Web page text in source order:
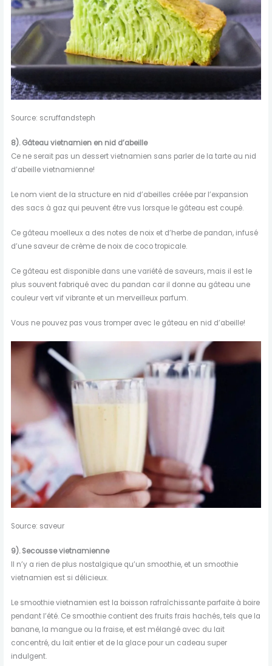
Source: scruffandsteph
8). Gâteau vietnamien en nid d’abeille
Ce ne serait pas un dessert vietnamien sans parler de la tarte au nid
d’abeille vietnamienne!
Le nom vient de la structure en nid d’abeilles créée par l’expansion
des sacs à gaz qui peuvent être vus lorsque le gâteau est coupé.
Ce gâteau moelleux a des notes de noix et d’herbe de pandan, infusé
d’une saveur de crème de noix de coco tropicale.
Ce gâteau est disponible dans une variété de saveurs, mais il est le
plus souvent fabriqué avec du pandan car il donne au gâteau une
couleur vert vif vibrante et un merveilleux parfum.
Vous ne pouvez pas vous tromper avec le gâteau en nid d’abeille!
Source: saveur
9). Secousse vietnamienne
Il n’y a rien de plus nostalgique qu’un smoothie, et un smoothie
vietnamien est si délicieux.
Le smoothie vietnamien est la boisson rafraîchissante parfaite à boire
pendant l’été. Ce smoothie contient des fruits frais hachés, tels que la
banane, la mangue ou la fraise, et est mélangé avec du lait
concentré, du lait entier et de la glace pour un cadeau super
indulgent.